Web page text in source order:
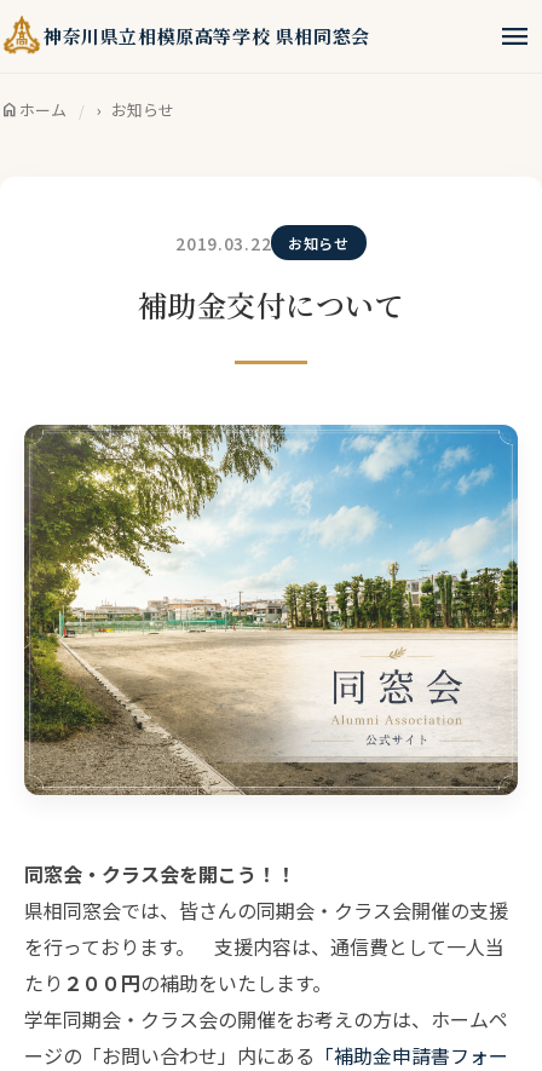
神奈川県立相模原高等学校 県相同窓会 menu
home ホーム お知らせ
2019.03.22 お知らせ
補助金交付について
同窓会・クラス会を開こう！！
県相同窓会では、皆さんの同期会・クラス会開催の支援
を行っております。 支援内容は、通信費として一人当
たり ２００円の補助をいたします。
学年同期会・クラス会の開催をお考えの方は、ホームペ
ージの「お問い合わせ」内にある 「補助金申請書フォー